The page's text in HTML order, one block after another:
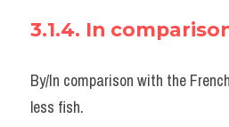
3.1.4. In
By/In comparison with the
less fish.